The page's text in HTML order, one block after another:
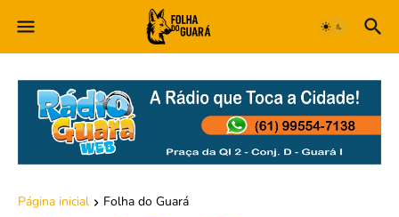
Página inicial Folha do Guará